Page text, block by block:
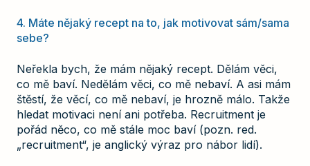
4. Máte nějaký recept na to, jak motivovat sám/sama
sebe?
Neřekla bych, že mám nějaký recept. Dělám věci,
co mě baví. Nedělám věci, co mě nebaví. A asi mám
štěstí, že věcí, co mě nebaví, je hrozně málo. Takže
hledat motivaci není ani potřeba. Recruitment je
pořád něco, co mě stále moc baví (pozn. red.
„recruitment“, je anglický výraz pro nábor lidí).